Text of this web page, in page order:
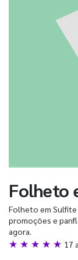
Folheto
Folheto em Sulfite
promoções e
agora.
★ ★ ★ ★ ★ 17